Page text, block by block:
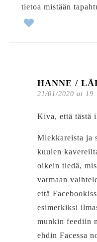
tietoa mistään
HANNE /
21/01/2020 at
Kiva, että tästä
Miekkareista ja
kuulen
oikein tiedä,
varmaan
että
esimerkiksi
munkin feediin
ehdin Facessa